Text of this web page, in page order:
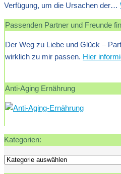
Verfügung, um die Ursachen der…
Passenden Partner und Freunde
Der Weg zu Liebe und Glück –
wirklich zu mir passen. Hier
Anti-Aging Ernährung
Kategorien:
Kategorien: